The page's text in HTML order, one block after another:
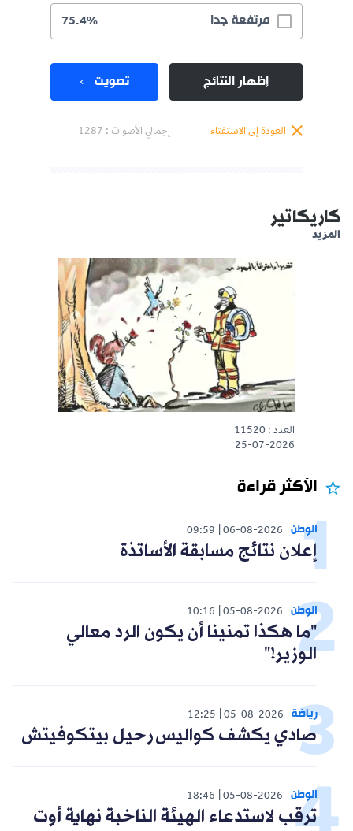
مرتفعة جدا 75.4%
إظهار النتائج تصويت
العودة إلى الاستفتاء إجمالي الأصوات : 1287
كاريكاتير
المزيد
العدد : 11520
25-07-2026
الأكثر قراءة
الوطن 06-08-2026
09:59
إعلان نتائج مسابقة الأساتذة
الوطن 05-08-2026
10:16
"ما هكذا تمنينا أن يكون الرد معالي
الوزير!"
رياضة 05-08-2026
12:25
صادي يكشف كواليس رحيل بيتكوفيتش
الوطن 05-08-2026
18:46
ترقب لاستدعاء الهيئة الناخبة نهاية أوت